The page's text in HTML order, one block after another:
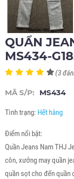
QUẦN
MS434-
(3
MÃ S/P: MS434
Tình trạng: Hết hàng
Điểm nổi bật:
Quần Jeans Nam THJ
côn, xưởng may quần
quần sọt cho đến quần